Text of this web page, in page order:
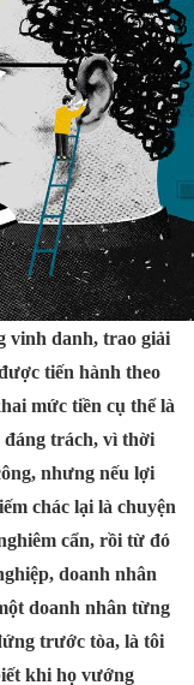
vinh danh, trao giải
tiến hành theo
mức tiền cụ thể là
đáng trách, vì thời
nhưng nếu lợi
chác lại là chuyện
cẩn, rồi từ đó
doanh nhân
doanh nhân từng
trước tòa, là tôi
khi họ vướng